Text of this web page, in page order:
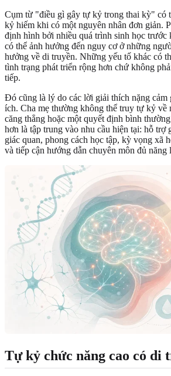
Cụm từ "điều gì gây tự kỷ trong thai kỳ" có
kỷ hiếm khi có một nguyên nhân đơn giản.
định hình bởi nhiều quá trình sinh học trước
có thể ảnh hưởng đến nguy cơ ở những
hưởng về di truyền. Những yếu tố khác có
tình trạng phát triển rộng hơn chứ không
tiếp.
Đó cũng là lý do các lời giải thích nặng
ích. Cha mẹ thường không thể truy tự kỷ về
căng thẳng hoặc một quyết định bình
hơn là tập trung vào nhu cầu hiện tại: hỗ trợ
giác quan, phong cách học tập, kỳ vọng xã
và tiếp cận hướng dẫn chuyên môn đủ
Tự kỷ chức năng cao có di